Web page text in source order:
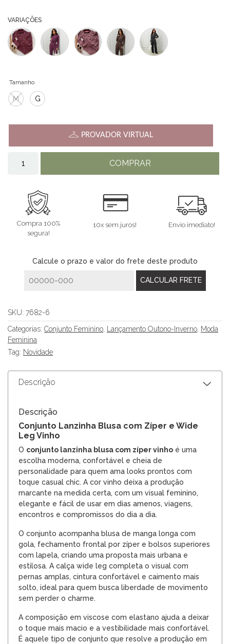
VARIAÇÕES
Tamanho
M G
PROVADOR VIRTUAL
COMPRAR
Compra 100%
segura!
10x sem juros! Envio imediato!
Calcule o prazo e valor do frete deste produto
SKU: 7682-6
Categorias: Conjunto Feminino, Lançamento Outono-Inverno, Moda
Feminina
Tag: Novidade
Descrição
Descrição
Conjunto Lanzinha Blusa com Zíper e Wide
Leg Vinho
O conjunto lanzinha blusa com zíper vinho é uma
escolha moderna, confortável e cheia de
personalidade para quem ama looks prontos com
toque casual chic. A cor vinho deixa a produção
marcante na medida certa, com um visual feminino,
elegante e fácil de usar em dias amenos, viagens,
encontros e compromissos do dia a dia.
O conjunto acompanha blusa de manga longa com
gola, fechamento frontal por zíper e bolsos superiores
com lapela, criando uma proposta mais urbana e
estilosa. A calça wide leg completa o visual com
pernas amplas, cintura confortável e caimento mais
solto, ideal para quem busca liberdade de movimento
sem perder o charme.
A composição em viscose com elastano ajuda a deixar
o toque mais macio e a vestibilidade mais confortável.
É aquele tipo de conjunto que resolve a produção em